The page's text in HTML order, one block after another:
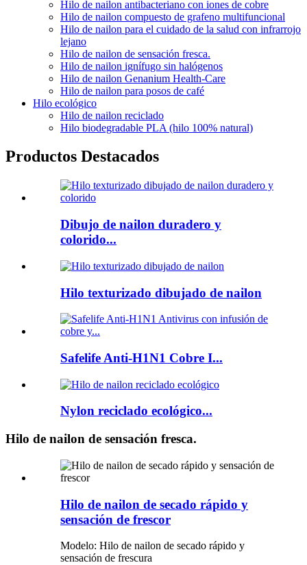
Hilo de nailon antibacteriano con iones de cobre
Hilo de nailon compuesto de grafeno multifuncional
Hilo de nailon para el cuidado de la salud con infrarrojo
lejano
Hilo de nailon de sensación fresca.
Hilo de nailon ignífugo sin halógenos
Hilo de nailon Genanium Health-Care
Hilo de nailon para posos de café
Hilo ecológico
Hilo de nailon reciclado
Hilo biodegradable PLA (hilo 100% natural)
Productos Destacados
Dibujo de nailon duradero y
colorido...
Hilo texturizado dibujado de nailon
Safelife Anti-H1N1 Cobre I...
Nylon reciclado ecológico...
Hilo de nailon de sensación fresca.
Hilo de nailon de secado rápido y
sensación de frescor
Modelo: Hilo de nailon de secado rápido y
sensación de frescura